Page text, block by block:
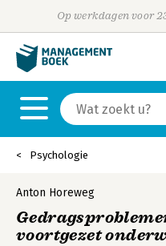
Op werkdagen voor
Psychologie
Anton Horeweg
voortgezet